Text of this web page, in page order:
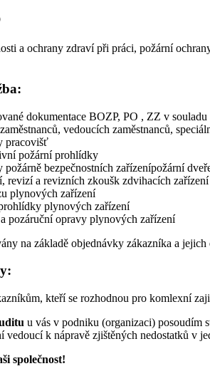
a ochrany zdraví při práci, požární
dokumentace BOZP, PO , ZZ v
vedoucích zaměstnanců,
pracovišť
požární prohlídky
bezpečnostních zařízenípožární
revizí a revizních zkoušk zdvihacích zařízení
plynových zařízení
plynových zařízení
pozáruční opravy plynových zařízení
na základě objednávky zákazníka a
kteří se rozhodnou pro komlexní
u vás v podniku (organizaci) posoudím
vedoucí k nápravě zjištěných nedostatků v
společnost!